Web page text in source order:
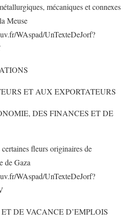
mécaniques et connexes
Meuse
WAspad/UnTexteDeJorf?
ET AUX EXPORTATEURS
DES FINANCES ET DE
fleurs originaires de
de Gaza
WAspad/UnTexteDeJorf?
DE VACANCE D’EMPLOIS